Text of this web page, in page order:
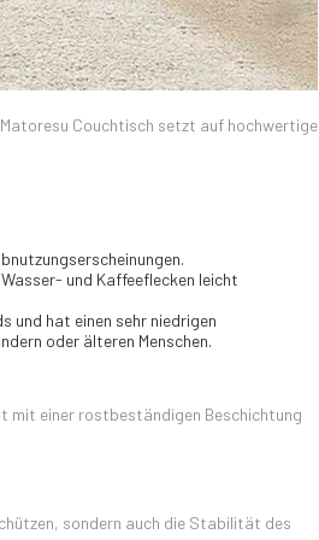
Couchtisch setzt auf hochwertige
und Kaffeeflecken leicht
und hat einen sehr niedrigen
oder älteren Menschen.
mit einer rostbeständigen Beschichtung
sondern auch die Stabilität des